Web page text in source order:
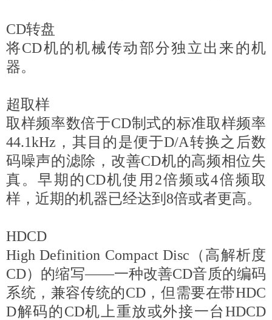
CD转盘
将CD机的机械传动部分独立出来的机
器。
超取样
取样频率数倍于CD制式的标准取样频率
44.1kHz，其目的是便于D/A转换之后数
码噪声的滤除，改善CD机的高频相位失
真。早期的CD机使用2倍频或4倍频取
样，近期的机器已经达到8倍或者更高。
HDCD
High Definition Compact Disc（高解析度
CD）的缩写——一种改善CD音质的编码
系统，兼容传统的CD，但需要在带HDC
D解码的CD机上重放或外接一台HDCD